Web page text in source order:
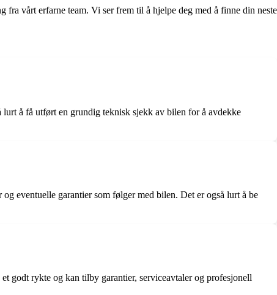
vårt erfarne team. Vi ser frem til å hjelpe deg med å finne din neste
å få utført en grundig teknisk sjekk av bilen for å avdekke
eventuelle garantier som følger med bilen. Det er også lurt å be
godt rykte og kan tilby garantier, serviceavtaler og profesjonell